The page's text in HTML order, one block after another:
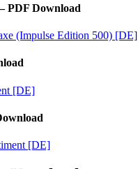
PDF Download
(Impulse Edition 500) [DE]
[DE]
[DE]